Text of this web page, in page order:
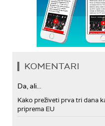
KOMENTARI
Da, ali...
Kako preživeti prva tri dana
priprema EU